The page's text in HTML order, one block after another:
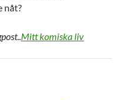
nåt?
Mitt komiska liv